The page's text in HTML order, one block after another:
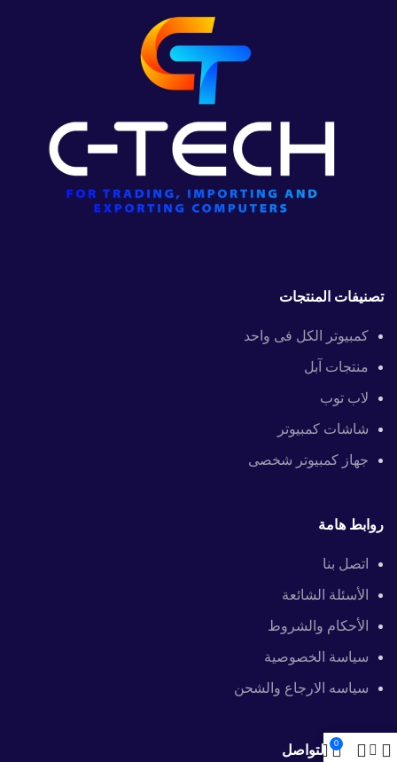
تصنيفات المنتجات
كمبيوتر الكل فى واحد
منتجات آبل
لاب توب
شاشات كمبيوتر
جهاز كمبيوتر شخصى
روابط هامة
اتصل بنا
الأسئلة الشائعة
الأحكام والشروط
سياسة الخصوصية
سياسه الارجاع والشحن
معلومات التواصل
0